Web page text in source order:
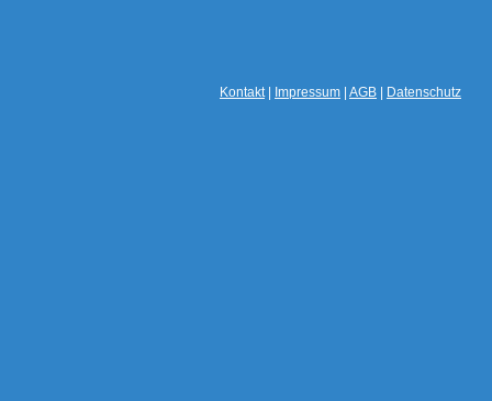
Kontakt| Impressum AGB Datenschutz